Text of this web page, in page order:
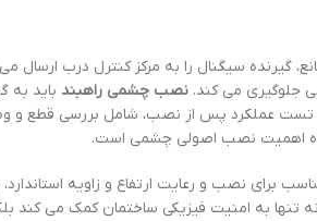
گیرنده سیگنال را به مرکز کنترل درب ارسال
جلوگیری می کند. نصب چشمی راهبند باید به
تست عملکرد پس از نصب، شامل بررسی قطع و
اهمیت نصب اصولی چشمی است.
برای نصب و رعایت ارتفاع و زاویه
نه تنها به امنیت فیزیکی ساختمان کمک می کند